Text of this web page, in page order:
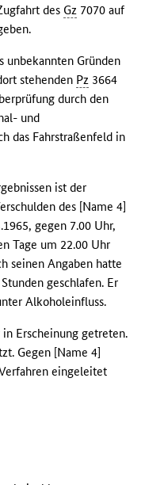
des Gz 7070 auf
unbekannten Gründen
stehenden Pz 3664
durch den
und
das Fahrstraßenfeld in
ist der
des [Name 4]
gegen 7.00 Uhr,
Tage um 22.00 Uhr
seinen Angaben hatte
geschlafen. Er
Alkoholeinfluss.
Erscheinung getreten.
Gegen [Name 4]
eingeleitet